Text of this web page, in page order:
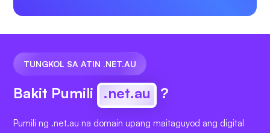
TUNGKOL SA ATIN .NET.AU
Bakit Pumili .net.au ?
Pumili ng .net.au na domain upang maitaguyod ang digital